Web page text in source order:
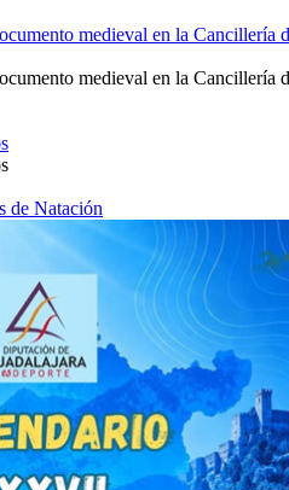
medieval en la Cancillería
medieval en la Cancillería
de Natación